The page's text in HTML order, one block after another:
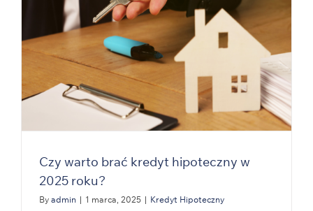
Czy warto brać kredyt hipoteczny w
2025 roku?
By admin | 1 marca, 2025 | Kredyt Hipoteczny